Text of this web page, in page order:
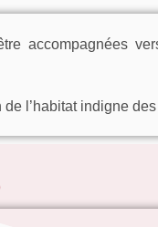
accompagnées
l’habitat indigne